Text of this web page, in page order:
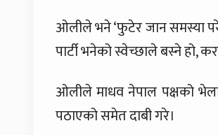
ओलीले भने ‘फुटेर जान समस्या
पार्टी भनेको स्वेच्छाले बस्ने हो,
ओलीले माधव नेपाल पक्षको
पठाएको समेत दाबी गरे।